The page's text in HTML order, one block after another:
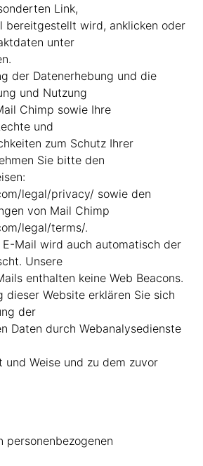
Link,
bereitgestellt wird, anklicken oder
unter
der Datenerhebung und die
und Nutzung
Chimp sowie Ihre
und
zum Schutz Ihrer
Sie bitte den
legal/privacy/ sowie den
von Mail Chimp
legal/terms/.
E-Mail wird auch automatisch der
Unsere
enthalten keine Web Beacons.
dieser Website erklären Sie sich
der
Daten durch Webanalysedienste
und Weise und zu dem zuvor
personenbezogenen